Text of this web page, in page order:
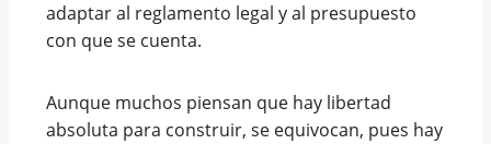
adaptar al reglamento legal y al presupuesto
con que se cuenta.
Aunque muchos piensan que hay libertad
absoluta para construir, se equivocan, pues hay